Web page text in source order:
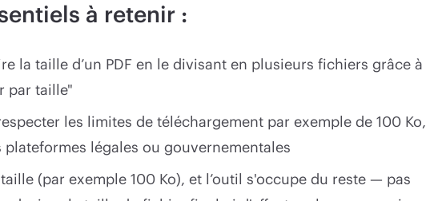
à retenir :
la taille d’un PDF en le divisant en plusieurs fichiers grâce à
par taille"
les limites de téléchargement par exemple de 100 Ko,
légales ou gouvernementales
(par exemple 100 Ko), et l’outil s'occupe du reste — pas